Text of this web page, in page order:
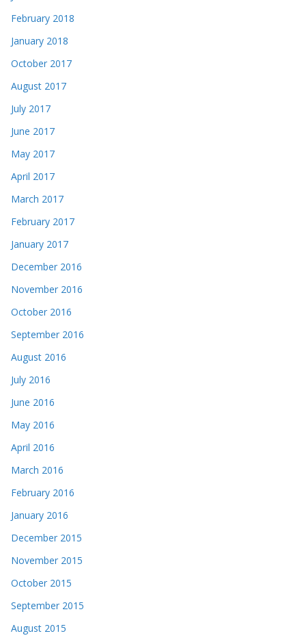
February 2018
January 2018
October 2017
August 2017
July 2017
June 2017
May 2017
April 2017
March 2017
February 2017
January 2017
December 2016
November 2016
October 2016
September 2016
August 2016
July 2016
June 2016
May 2016
April 2016
March 2016
February 2016
January 2016
December 2015
November 2015
October 2015
September 2015
August 2015